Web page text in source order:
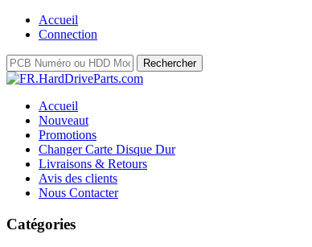
Accueil
Connection
Accueil
Nouveaut
Promotions
Changer Carte Disque Dur
Livraisons & Retours
Avis des clients
Nous Contacter
Catégories